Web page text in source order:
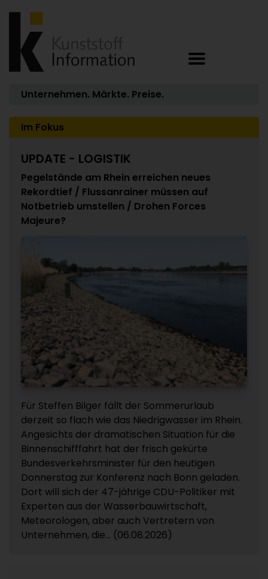
Unternehmen. Märkte. Preise.
Im Fokus
UPDATE - LOGISTIK
Pegelstände am Rhein erreichen neues
Rekordtief / Flussanrainer müssen auf
Notbetrieb umstellen / Drohen Forces
Majeure?
Für Steffen Bilger fällt der Sommerurlaub
derzeit so flach wie das Niedrigwasser im Rhein.
Angesichts der dramatischen Situation für die
Binnenschifffahrt hat der frisch gekürte
Bundesverkehrsminister für den heutigen
Donnerstag zur Konferenz nach Bonn geladen.
Dort will sich der 47-jährige CDU-Politiker mit
Experten aus der Wasserbauwirtschaft,
Meteorologen, aber auch Vertretern von
Unternehmen, die... (06.08.2026)